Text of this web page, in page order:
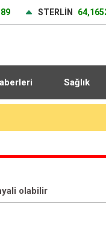
STERLİN
Sağlık
Sahili’ne attı
olabilir